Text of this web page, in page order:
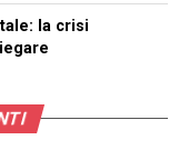
la crisi